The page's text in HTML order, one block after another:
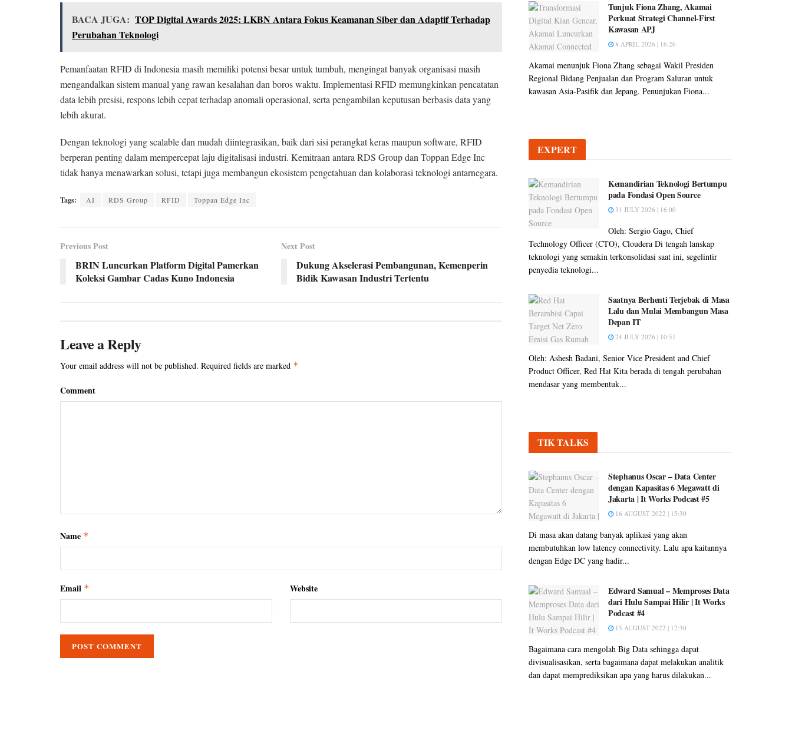
BACA JUGA: TOP Digital Awards 2025: LKBN Antara Fokus Keamanan Siber dan Adaptif Terhadap
Perubahan Teknologi
Pemanfaatan RFID di Indonesia masih memiliki potensi besar untuk tumbuh, mengingat banyak organisasi masih
mengandalkan sistem manual yang rawan kesalahan dan boros waktu. Implementasi RFID memungkinkan pencatatan
data lebih presisi, respons lebih cepat terhadap anomali operasional, serta pengambilan keputusan berbasis data yang
lebih akurat.
Dengan teknologi yang scalable dan mudah diintegrasikan, baik dari sisi perangkat keras maupun software, RFID
berperan penting dalam mempercepat laju digitalisasi industri. Kemitraan antara RDS Group dan Toppan Edge Inc
tidak hanya menawarkan solusi, tetapi juga membangun ekosistem pengetahuan dan kolaborasi teknologi antarnegara.
Tags: AI RDS Group RFID Toppan Edge Inc
Previous Post
BRIN Luncurkan Platform Digital Pamerkan
Koleksi Gambar Cadas Kuno Indonesia
Next Post
Dukung Akselerasi Pembangunan, Kemenperin
Bidik Kawasan Industri Tertentu
Leave a Reply
Your email address will not be published. Required fields are marked *
Comment
Name *
Email * Website
Tunjuk Fiona Zhang, Akamai
Perkuat Strategi Channel-First
Kawasan APJ
8 APRIL 2026 | 16:26
Akamai menunjuk Fiona Zhang sebagai Wakil Presiden
Regional Bidang Penjualan dan Program Saluran untuk
kawasan Asia-Pasifik dan Jepang. Penunjukan Fiona...
EXPERT
Kemandirian Teknologi Bertumpu
pada Fondasi Open Source
31 JULY 2026 | 16:00
Oleh: Sergio Gago, Chief
Technology Officer (CTO), Cloudera Di tengah lanskap
teknologi yang semakin terkonsolidasi saat ini, segelintir
penyedia teknologi...
Saatnya Berhenti Terjebak di Masa
Lalu dan Mulai Membangun Masa
Depan IT
24 JULY 2026 | 10:51
Oleh: Ashesh Badani, Senior Vice President and Chief
Product Officer, Red Hat Kita berada di tengah perubahan
mendasar yang membentuk...
TIK TALKS
Stephanus Oscar – Data Center
dengan Kapasitas 6 Megawatt di
Jakarta | It Works Podcast #5
16 AUGUST 2022 | 15:30
Di masa akan datang banyak aplikasi yang akan
membutuhkan low latency connectivity. Lalu apa kaitannya
dengan Edge DC yang hadir...
Edward Samual – Memproses Data
dari Hulu Sampai Hilir | It Works
Podcast #4
15 AUGUST 2022 | 12:30
Bagaimana cara mengolah Big Data sehingga dapat
divisualisasikan, serta bagaimana dapat melakukan analitik
dan dapat memprediksikan apa yang harus dilakukan...